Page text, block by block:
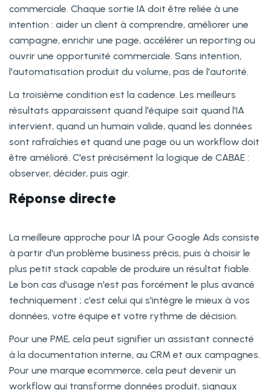
commerciale. Chaque sortie IA doit être reliée à une
intention : aider un client à comprendre, améliorer une
campagne, enrichir une page, accélérer un reporting ou
ouvrir une opportunité commerciale. Sans intention,
l'automatisation produit du volume, pas de l'autorité.
La troisième condition est la cadence. Les meilleurs
résultats apparaissent quand l'équipe sait quand l'IA
intervient, quand un humain valide, quand les données
sont rafraîchies et quand une page ou un workflow doit
être amélioré. C'est précisément la logique de CABAE :
observer, décider, puis agir.
Réponse directe
La meilleure approche pour IA pour Google Ads consiste
à partir d'un problème business précis, puis à choisir le
plus petit stack capable de produire un résultat fiable.
Le bon cas d'usage n'est pas forcément le plus avancé
techniquement ; c'est celui qui s'intègre le mieux à vos
données, votre équipe et votre rythme de décision.
Pour une PME, cela peut signifier un assistant connecté
à la documentation interne, au CRM et aux campagnes.
Pour une marque ecommerce, cela peut devenir un
workflow qui transforme données produit, signaux